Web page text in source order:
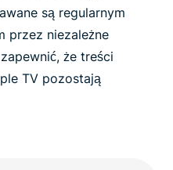
są regularnym
przez niezależne
że treści
TV pozostają